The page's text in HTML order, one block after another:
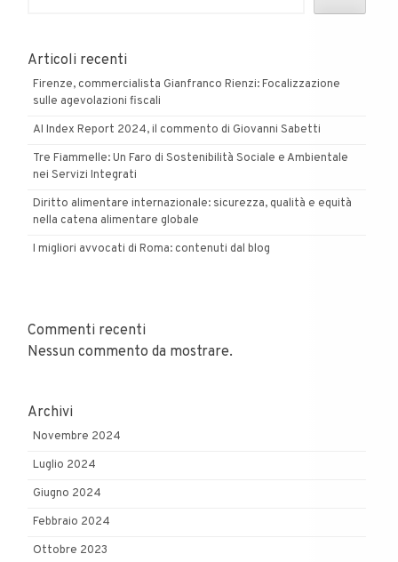
Articoli recenti
Firenze, commercialista Gianfranco Rienzi: Focalizzazione
sulle agevolazioni fiscali
AI Index Report 2024, il commento di Giovanni Sabetti
Tre Fiammelle: Un Faro di Sostenibilità Sociale e Ambientale
nei Servizi Integrati
Diritto alimentare internazionale: sicurezza, qualità e equità
nella catena alimentare globale
I migliori avvocati di Roma: contenuti dal blog
Commenti recenti
Nessun commento da mostrare.
Archivi
Novembre 2024
Luglio 2024
Giugno 2024
Febbraio 2024
Ottobre 2023